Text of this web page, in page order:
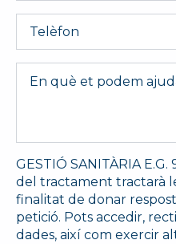
Telèfon
Message
GESTIÓ SANITÀRIA
del tractament tractarà
finalitat de donar
petició. Pots accedir,
dades, així com exercir